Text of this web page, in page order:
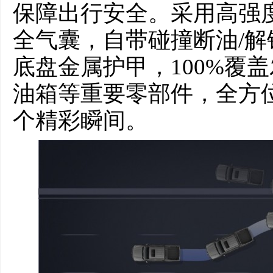
保障出行安全。采用高强
全气囊，自带碰撞断油/
底盘金属护甲，100%覆
油箱等重要零部件，全方
个精彩瞬间。